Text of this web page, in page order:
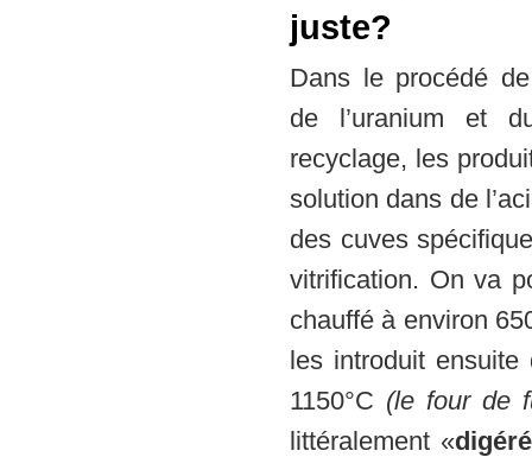
juste?
Dans le procédé
de l’uranium et
recyclage, les
solution dans de
des cuves
vitrification. On va
chauffé à environ
les introduit
1150°C (le four de
littéralement «